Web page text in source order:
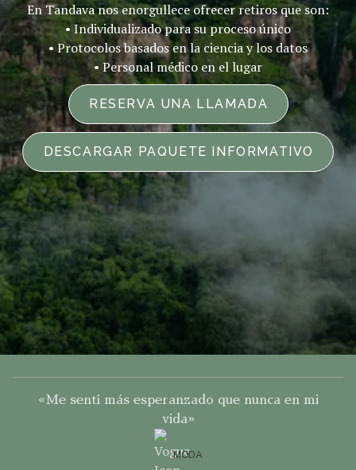
En Tandava nos enorgullece ofrecer retiros que son:
• Individualizado para su proceso único
• Protocolos basados en la ciencia y los datos
• Personal médico en el lugar
RESERVA UNA LLAMADA
DESCARGAR PAQUETE INFORMATIVO
«Me sentí más esperanzado que nunca en mi
vida»
MODA